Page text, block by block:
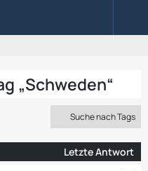
„Schweden“
Suche nach Tags
Letzte Antwort